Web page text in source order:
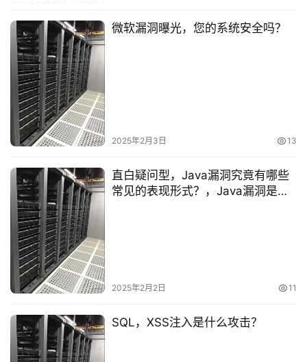
主
机
技
术
教
程
C
D
N
服
务
网
站
维
网
微软漏洞曝光，您的系统安全吗？
2025年2月3日 13
直白疑问型，Java漏洞究竟有哪些
常见的表现形式？，Java漏洞是怎
上减少Java漏洞的出现，这是个值
Java漏洞频现，你是否真的了解其
2025年2月2日 11
SQL，XSS注入是什么攻击？